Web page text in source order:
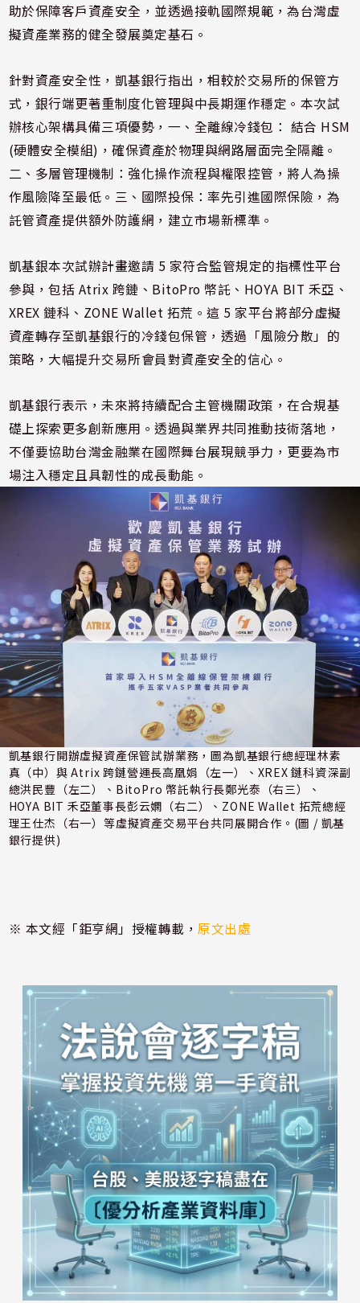
助於保障客戶資產安全，並透過接軌國際規範，為台灣虛
擬資產業務的健全發展奠定基石。
針對資產安全性，凱基銀行指出，相較於交易所的保管方
式，銀行端更著重制度化管理與中長期運作穩定。本次試
辦核心架構具備三項優勢，一、全離線冷錢包： 結合 HSM
(硬體安全模組)，確保資產於物理與網路層面完全隔離。
二、多層管理機制：強化操作流程與權限控管，將人為操
作風險降至最低。三、國際投保：率先引進國際保險，為
託管資產提供額外防護網，建立市場新標準。
凱基銀本次試辦計畫邀請 5 家符合監管規定的指標性平台
參與，包括 Atrix 跨鏈、BitoPro 幣託、HOYA BIT 禾亞、
XREX 鏈科、ZONE Wallet 拓荒。這 5 家平台將部分虛擬
資產轉存至凱基銀行的冷錢包保管，透過「風險分散」的
策略，大幅提升交易所會員對資產安全的信心。
凱基銀行表示，未來將持續配合主管機關政策，在合規基
礎上探索更多創新應用。透過與業界共同推動技術落地，
不僅要協助台灣金融業在國際舞台展現競爭力，更要為市
場注入穩定且具韌性的成長動能。
凱基銀行開辦虛擬資產保管試辦業務，圖為凱基銀行總經理林素
真（中）與 Atrix 跨鏈營運長高凰娟（左一）、XREX 鏈科資深副
總洪民豐（左二）、BitoPro 幣託執行長鄭光泰（右三）、
HOYA BIT 禾亞董事長彭云嫻（右二）、ZONE Wallet 拓荒總經
理王仕杰（右一）等虛擬資產交易平台共同展開合作。(圖 / 凱基
銀行提供)
※ 本文經「鉅亨網」授權轉載，原文出處